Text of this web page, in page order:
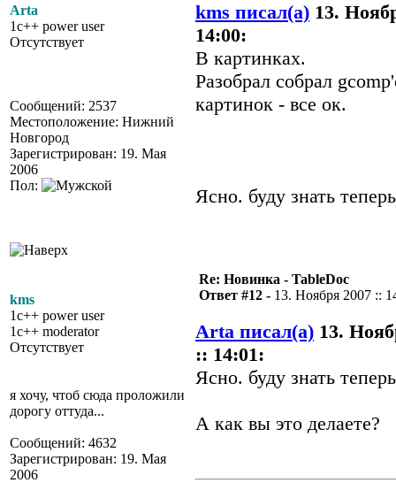
Arta
1c++ power user
Отсутствует
Сообщений: 2537
Местоположение: Нижний
Новгород
Зарегистрирован: 19. Мая
2006
Пол:
kms писал(а) 13.
14:00:
В картинках.
Разобрал собрал
картинок - все ок.
Ясно. буду знать теперь
kms
1c++ power user
1c++ moderator
Отсутствует
я хочу, чтоб сюда проложили
дорогу оттуда...
Сообщений: 4632
Зарегистрирован: 19. Мая
2006
Re: Новинка - TableDoc
Ответ #12 - 13. Ноября 2007 ::
Arta писал(а) 13.
:: 14:01:
Ясно. буду знать теперь
А как вы это делаете?